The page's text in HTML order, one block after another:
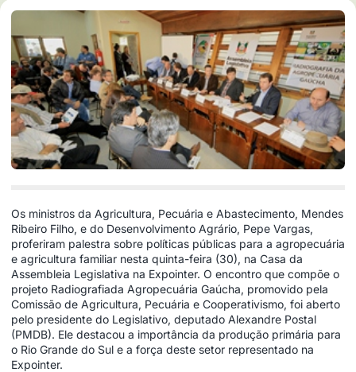
Os ministros da Agricultura, Pecuária e Abastecimento, Mendes
Ribeiro Filho, e do Desenvolvimento Agrário, Pepe Vargas,
proferiram palestra sobre políticas públicas para a agropecuária
e agricultura familiar nesta quinta-feira (30), na Casa da
Assembleia Legislativa na Expointer. O encontro que compõe o
projeto Radiografiada Agropecuária Gaúcha, promovido pela
Comissão de Agricultura, Pecuária e Cooperativismo, foi aberto
pelo presidente do Legislativo, deputado Alexandre Postal
(PMDB). Ele destacou a importância da produção primária para
o Rio Grande do Sul e a força deste setor representado na
Expointer.